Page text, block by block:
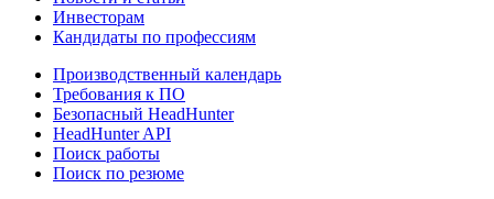
Инвесторам
Кандидаты по профессиям
Производственный календарь
Требования к ПО
Безопасный HeadHunter
HeadHunter API
Поиск работы
Поиск по резюме